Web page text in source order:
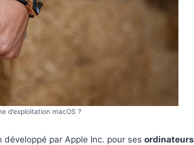
d’exploitation macOS ?
développé par Apple Inc. pour ses ordinateurs